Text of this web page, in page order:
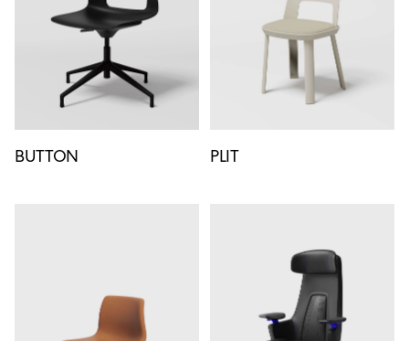
BUTTON PLIT